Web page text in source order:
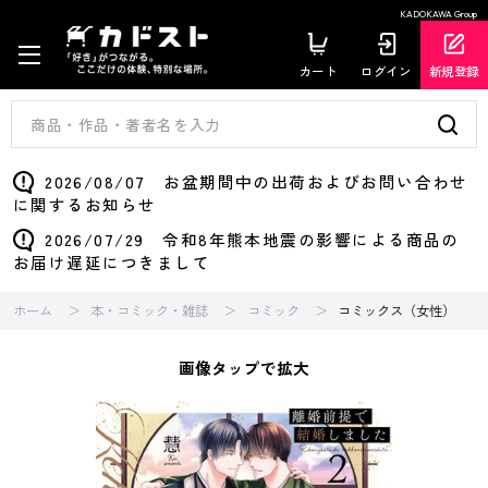
KADOKAWA Group
カート ログイン 新規登録
2026/08/07 お盆期間中の出荷およびお問い合わせ
に関するお知らせ
2026/07/29 令和8年熊本地震の影響による商品の
お届け遅延につきまして
ホーム 本・コミック・雑誌 コミック コミックス（女性）
画像タップで拡大